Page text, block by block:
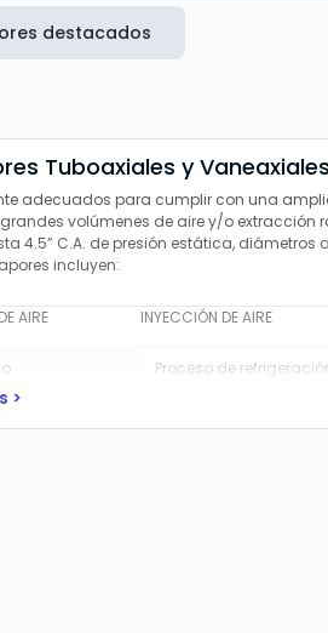
destacados
Tuboaxiales y Vaneaxiales
adecuados para cumplir con una
volúmenes de aire y/o extracción
4.5” C.A. de presión estática, diámetros
incluyen:
AIRE INYECCIÓN DE AIRE
Proceso de
vapores Aire de reposición
>